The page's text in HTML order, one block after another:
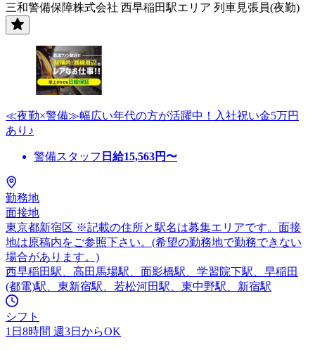
三和警備保障株式会社 西早稲田駅エリア 列車見張員(夜勤)
≪夜勤×警備≫幅広い年代の方が活躍中！入社祝い金5万円
あり♪
警備スタッフ 日給15,563円〜
勤務地
面接地
東京都新宿区 ※記載の住所と駅名は募集エリアです。面接
地は原稿内をご参照下さい。(希望の勤務地で勤務できない
場合があります。)
西早稲田駅、高田馬場駅、面影橋駅、学習院下駅、早稲田
(都電)駅、東新宿駅、若松河田駅、東中野駅、新宿駅
シフト
1日8時間 週3日からOK